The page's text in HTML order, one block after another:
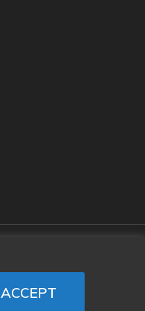
ACCEPT